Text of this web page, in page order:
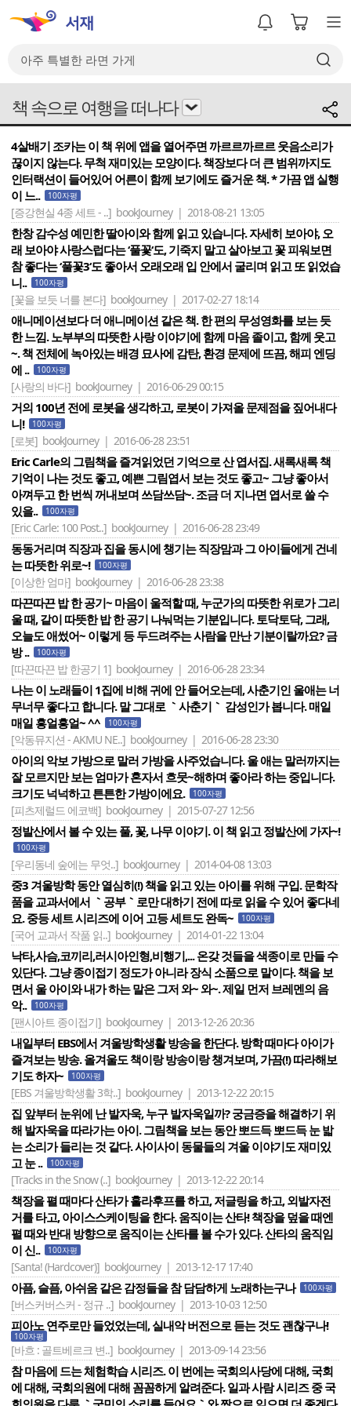
책 속으로 여행을 떠나다
4살배기 조카는 이 책 위에 앱을 열어주면 까르르까르르 웃음소리가
끊이지 않는다. 무척 재미있는 모양이다. 책장보다 더 큰 범위까지도
인터랙션이 들어있어 어른이 함께 보기에도 즐거운 책. * 가끔 앱 실행
이 느..
100자평
[증강현실 4종 세트 - ..] bookJourney | 2018-08-21 13:05
한창 감수성 예민한 딸아이와 함께 읽고 있습니다. 자세히 보아야, 오
래 보아야 사랑스럽다는 ‘풀꽃‘도, 기죽지 말고 살아보고 꽃 피워보면
참 좋다는 ‘풀꽃3‘도 좋아서 오래오래 입 안에서 굴리며 읽고 또 읽었습
니..
100자평
[꽃을 보듯 너를 본다] bookJourney | 2017-02-27 18:14
애니메이션보다 더 애니메이션 같은 책. 한 편의 무성영화를 보는 듯
한 느낌. 노부부의 따뜻한 사랑 이야기에 함께 마음 졸이고, 함께 웃고
~. 책 전체에 녹아있는 배경 묘사에 감탄, 환경 문제에 뜨끔, 해피 엔딩
에 ..
100자평
[사랑의 바다] bookJourney | 2016-06-29 00:15
거의 100년 전에 로봇을 생각하고, 로봇이 가져올 문제점을 짚어내다
니!
100자평
[로봇] bookJourney | 2016-06-28 23:51
Eric Carle의 그림책을 즐겨읽었던 기억으로 산 엽서집. 새록새록 책
기억이 나는 것도 좋고, 예쁜 그림엽서 보는 것도 좋고~ 그냥 좋아서
아껴두고 한 번씩 꺼내보며 쓰담쓰담~. 조금 더 지나면 엽서로 쓸 수
있을..
100자평
[Eric Carle: 100 Post..] bookJourney | 2016-06-28 23:49
동동거리며 직장과 집을 동시에 챙기는 직장맘과 그 아이들에게 건네
는 따뜻한 위로~!
100자평
[이상한 엄마] bookJourney | 2016-06-28 23:38
따끈따끈 밥 한 공기~ 마음이 울적할 때, 누군가의 따뜻한 위로가 그리
울 때, 같이 따뜻한 밥 한 공기 나눠먹는 기분입니다. 토닥토닥, 그래,
오늘도 애썼어~ 이렇게 등 두드려주는 사람을 만난 기분이랄까요? 금
방 ..
100자평
[따끈따끈 밥 한공기 1] bookJourney | 2016-06-28 23:34
나는 이 노래들이 1집에 비해 귀에 안 들어오는데, 사춘기인 울애는 너
무너무 좋다고 합니다. 말 그대로 ｀사춘기｀ 감성인가 봅니다. 매일
매일 흥얼흥얼~ ^^
100자평
[악동뮤지션 - AKMU NE..] bookJourney | 2016-06-28 23:30
아이의 악보 가방으로 말러 가방을 사주었습니다. 울 애는 말러까지는
잘 모르지만 보는 엄마가 혼자서 흐뭇~해하며 좋아라 하는 중입니다.
크기도 넉넉하고 튼튼한 가방이에요.
100자평
[피츠제럴드 에코백] bookJourney | 2015-07-27 12:56
정발산에서 볼 수 있는 풀, 꽃, 나무 이야기. 이 책 읽고 정발산에 가자~!
100자평
[우리동네 숲에는 무엇..] bookJourney | 2014-04-08 13:03
중3 겨울방학 동안 열심히(!) 책을 읽고 있는 아이를 위해 구입. 문학작
품을 교과서에서 ｀공부｀로만 대하기 전에 따로 읽을 수 있어 좋다네
요. 중등 세트 시리즈에 이어 고등 세트도 완독~
100자평
[국어 교과서 작품 읽..] bookJourney | 2014-01-22 13:04
낙타,사슴,코끼리,러시아인형,비행기,... 온갖 것들을 색종이로 만들 수
있단다. 그냥 종이접기 정도가 아니라 장식 소품으로 말이다. 책을 보
면서 울 아이와 내가 하는 말은 그저 와~ 와~. 제일 먼저 브레멘의 음
악..
100자평
[팬시아트 종이접기] bookJourney | 2013-12-26 20:36
내일부터 EBS에서 겨울방학생활 방송을 한단다. 방학 때마다 아이가
즐겨보는 방송. 올겨울도 책이랑 방송이랑 챙겨보며, 가끔(!) 따라해보
기도 하자~
100자평
[EBS 겨울방학생활 3학..] bookJourney | 2013-12-22 20:15
집 앞부터 눈위에 난 발자욱, 누구 발자욱일까? 궁금증을 해결하기 위
해 발자욱을 따라가는 아이. 그림책을 보는 동안 뽀드득 뽀드득 눈 밟
는 소리가 들리는 것 같다. 사이사이 동물들의 겨울 이야기도 재미있
고 눈 ..
100자평
[Tracks in the Snow (..] bookJourney | 2013-12-22 20:14
책장을 펼 때마다 산타가 훌라후프를 하고, 저글링을 하고, 외발자전
거를 타고, 아이스스케이팅을 한다. 움직이는 산타! 책장을 덮을 때엔
펼 때와 반대 방향으로 움직이는 산타를 볼 수가 있다. 산타의 움직임
이 신..
100자평
[Santa! (Hardcover)] bookJourney | 2013-12-17 17:40
아픔, 슬픔, 아쉬움 같은 감정들을 참 담담하게 노래하는구나 100자평
[버스커버스커 - 정규 ..] bookJourney | 2013-10-03 12:50
피아노 연주로만 들었었는데, 실내악 버전으로 듣는 것도 괜찮구나!
100자평
[바흐 : 골트베르크 변..] bookJourney | 2013-09-14 23:56
참 마음에 드는 체험학습 시리즈. 이 번에는 국회의사당에 대해, 국회
에 대해, 국회의원에 대해 꼼꼼하게 알려준다. 일과 사람 시리즈 중 국